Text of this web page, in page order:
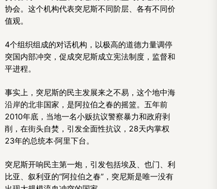
协会。这个机构代表突尼斯不同阶层、各有不同价
值观。
4个组织组成的对话机构，以极高的道德力量调停
突国内部冲突，促成突尼斯成立宪法制度，监督和
平进程。
事实上，突尼斯的民主发展来之不易，这个地中海
沿岸的北非国家，是阿拉伯之春的摇篮。五年前
2010年底，当地一名小贩抗议警察暴力和政府剥
削，在街头自焚，引发全面性抗议，28天内掌权
23年的总统本·阿里下台。
突尼斯开响民主第一炮，引发包括埃及、也门、利
比亚、叙利亚的“阿拉伯之春”，突尼斯是唯一没有